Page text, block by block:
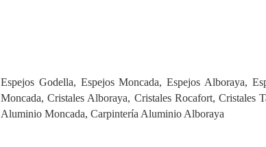
Espejos Godella, Espejos Moncada, Espejos Alboraya,
Moncada, Cristales Alboraya, Cristales Rocafort,
Aluminio Moncada, Carpintería Aluminio Alboraya